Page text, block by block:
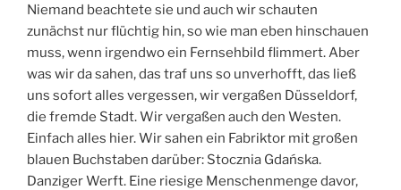
Niemand beachtete sie und auch wir schauten
zunächst nur flüchtig hin, so wie man eben hinschauen
muss, wenn irgendwo ein Fernsehbild flimmert. Aber
was wir da sahen, das traf uns so unverhofft, das ließ
uns sofort alles vergessen, wir vergaßen Düsseldorf,
die fremde Stadt. Wir vergaßen auch den Westen.
Einfach alles hier. Wir sahen ein Fabriktor mit großen
blauen Buchstaben darüber: Stocznia Gdańska.
Danziger Werft. Eine riesige Menschenmenge davor,